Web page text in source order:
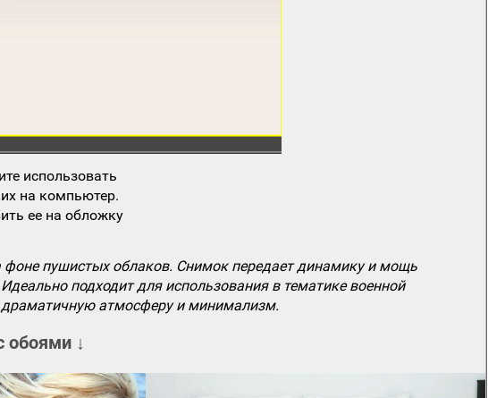
использовать
на компьютер.
ее на обложку
фоне пушистых облаков. Снимок передает динамику и мощь
подходит для использования в тематике военной
драматичную атмосферу и минимализм.
обоями ↓